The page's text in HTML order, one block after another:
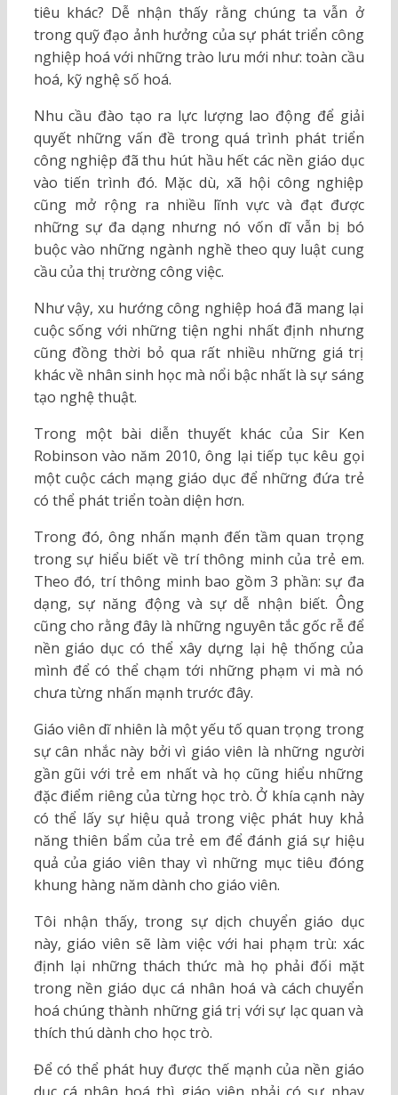
tiêu khác? Dễ nhận thấy rằng chúng ta vẫn ở
trong quỹ đạo ảnh hưởng của sự phát triển công
nghiệp hoá với những trào lưu mới như: toàn cầu
hoá, kỹ nghệ số hoá.
Nhu cầu đào tạo ra lực lượng lao động để giải
quyết những vấn đề trong quá trình phát triển
công nghiệp đã thu hút hầu hết các nền giáo dục
vào tiến trình đó. Mặc dù, xã hội công nghiệp
cũng mở rộng ra nhiều lĩnh vực và đạt được
những sự đa dạng nhưng nó vốn dĩ vẫn bị bó
buộc vào những ngành nghề theo quy luật cung
cầu của thị trường công việc.
Như vậy, xu hướng công nghiệp hoá đã mang lại
cuộc sống với những tiện nghi nhất định nhưng
cũng đồng thời bỏ qua rất nhiều những giá trị
khác về nhân sinh học mà nổi bậc nhất là sự sáng
tạo nghệ thuật.
Trong một bài diễn thuyết khác của Sir Ken
Robinson vào năm 2010, ông lại tiếp tục kêu gọi
một cuộc cách mạng giáo dục để những đứa trẻ
có thể phát triển toàn diện hơn.
Trong đó, ông nhấn mạnh đến tầm quan trọng
trong sự hiểu biết về trí thông minh của trẻ em.
Theo đó, trí thông minh bao gồm 3 phần: sự đa
dạng, sự năng động và sự dễ nhận biết. Ông
cũng cho rằng đây là những nguyên tắc gốc rễ để
nền giáo dục có thể xây dựng lại hệ thống của
mình để có thể chạm tới những phạm vi mà nó
chưa từng nhấn mạnh trước đây.
Giáo viên dĩ nhiên là một yếu tố quan trọng trong
sự cân nhắc này bởi vì giáo viên là những người
gần gũi với trẻ em nhất và họ cũng hiểu những
đặc điểm riêng của từng học trò. Ở khía cạnh này
có thể lấy sự hiệu quả trong việc phát huy khả
năng thiên bẩm của trẻ em để đánh giá sự hiệu
quả của giáo viên thay vì những mục tiêu đóng
khung hàng năm dành cho giáo viên.
Tôi nhận thấy, trong sự dịch chuyển giáo dục
này, giáo viên sẽ làm việc với hai phạm trù: xác
định lại những thách thức mà họ phải đối mặt
trong nền giáo dục cá nhân hoá và cách chuyển
hoá chúng thành những giá trị với sự lạc quan và
thích thú dành cho học trò.
Để có thể phát huy được thế mạnh của nền giáo